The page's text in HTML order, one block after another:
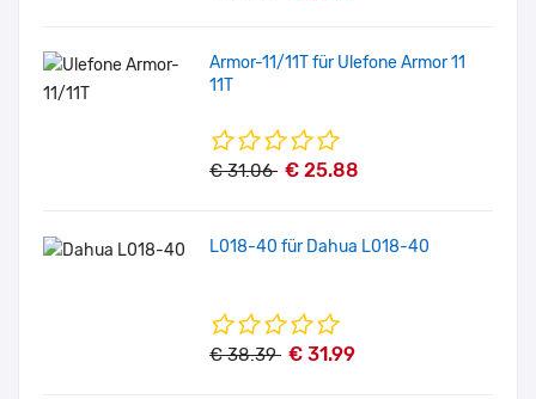
Armor-11/11T für Ulefone Armor 11
11T
€ 31.06 € 25.88
L018-40 für Dahua L018-40
€ 38.39 € 31.99